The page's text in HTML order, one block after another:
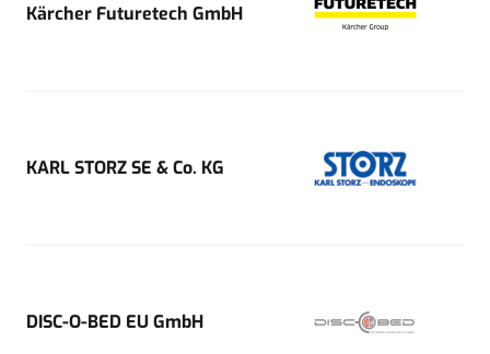
Kärcher Futuretech GmbH
KARL STORZ SE & Co. KG
DISC-O-BED EU GmbH